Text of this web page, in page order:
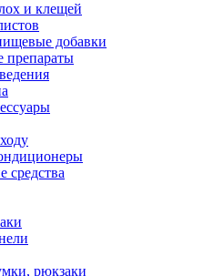
и клещей
добавки
препараты
средства
рюкзаки